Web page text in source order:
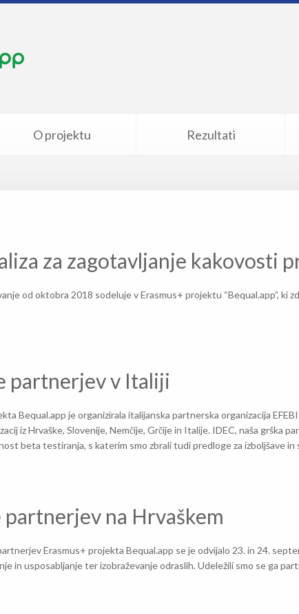
O projektu Rezultati
za zagotavljanje kakovosti
od oktobra 2018 sodeluje v Erasmus+ projektu “Bequal.app”, ki
partnerjev v Italiji
Bequal.app je organizirala italijanska partnerska organizacija
iz Hrvaške, Slovenije, Nemčije, Grčije in Italije. IDEC, naša grška
beta testiranja, s katerim smo zbrali tudi predloge za izboljšave in
na Hrvaškem
Erasmus+ projekta Bequal.app se je odvijalo 23. in 24.
in usposabljanje ter izobraževanje odraslih. Udeležili smo se ga